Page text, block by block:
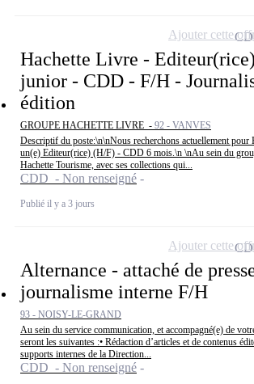
Hachette Livre - Editeur(rice)
junior - CDD - F/H -
édition
GROUPE HACHETTE LIVRE - 92 - VANVES
Descriptif du poste:\n\nNous recherchons actuellement pour
un(e) Editeur(rice) (H/F) - CDD 6 mois.\n \nAu sein du
Hachette Tourisme, avec ses collections qui...
CDD - Non renseigné
Publié il y a 3 jours
Ajouter cette
Alternance - attaché de
journalisme interne F/H
93 - NOISY-LE-GRAND
Au sein du service communication, et accompagné(e) de
seront les suivantes :• Rédaction d’articles et de contenus
supports internes de la Direction...
CDD - Non renseigné
Ajouter cette